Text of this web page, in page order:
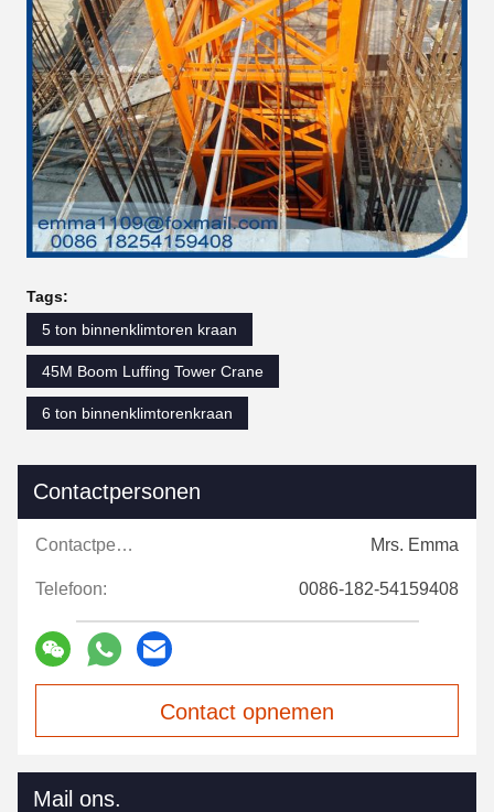
Tags:
5 ton binnenklimtoren kraan
45M Boom Luffing Tower Crane
6 ton binnenklimtorenkraan
Contactpersonen
Contactpersonen: Mrs. Emma
Telefoon: 0086-182-54159408
Contact opnemen
Mail ons.